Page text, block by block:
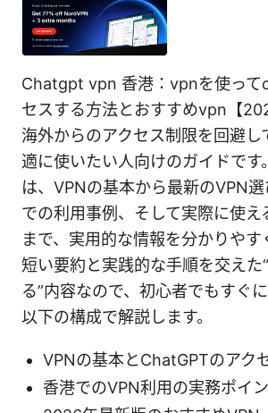
Chatgpt vpn 香港：vpnを使って
セスする方法とおすすめvpn【
海外からのアクセス制限を回避
適に使いたい人向けのガイドです
は、VPNの基本から最新のVPN
での利用事例、そして実際に使え
まで、実用的な情報を分かりやす
短い要約と実践的な手順を交えた
る”内容なので、初心者でもすぐに
以下の構成で解説します。
VPNの基本とChatGPTのアク
香港でのVPN利用の実務ポイ